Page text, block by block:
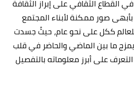
الثقافي على إبراز الثقافة
صور ممكنة لأبناء المجتمع
ككل على نحو عام، حيثُ جسدت
ما بين الماضي والحاضر في قلب
على أبرز معلوماته بالتفصيل